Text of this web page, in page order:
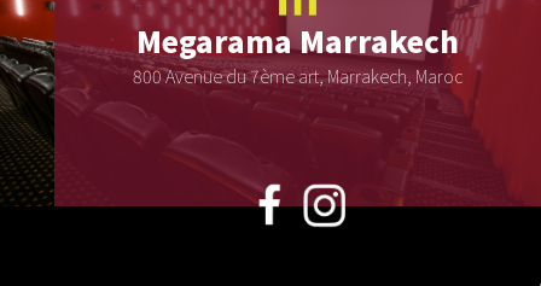
MegaramaMarrakech
800 Avenue du 7ème art, Marrakech, Maroc